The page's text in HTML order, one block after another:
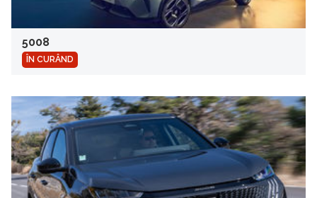
5008
ÎN CURÂND